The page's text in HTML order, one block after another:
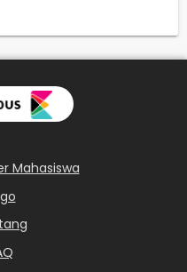
Mahasiswa